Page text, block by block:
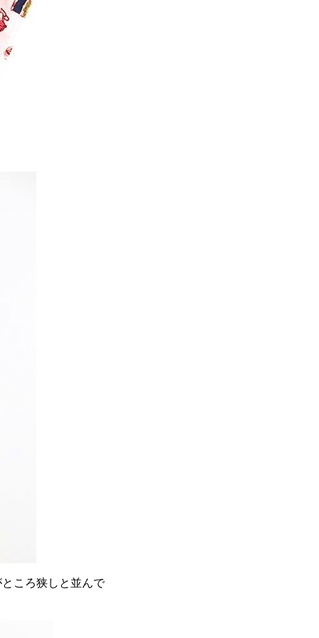
ころ狭しと並んで